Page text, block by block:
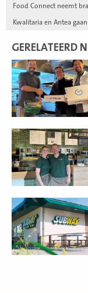
Food Connect neemt
Kwalitaria en Antea
GERELATEERD
Lees
meer
Lees
meer
Lees
meer